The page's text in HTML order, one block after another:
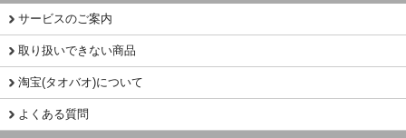
サービスのご案内
取り扱いできない商品
淘宝(タオバオ)について
よくある質問